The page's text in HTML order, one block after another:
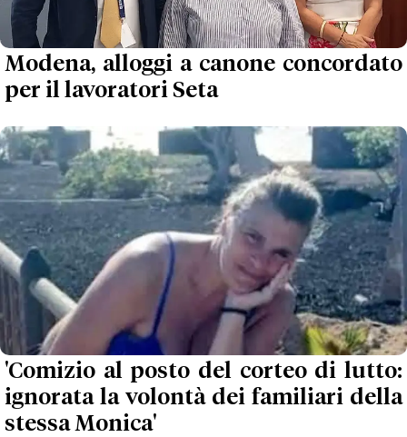
Modena, alloggi a canone concordato
per il lavoratori Seta
'Comizio al posto del corteo di lutto:
ignorata la volontà dei familiari della
stessa Monica'